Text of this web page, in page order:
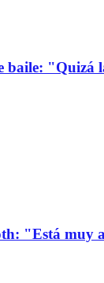
baile:
"Está muy